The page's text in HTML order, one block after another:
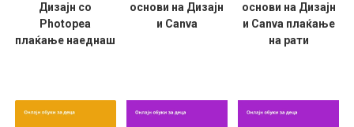
Дизајн со
Photopea
плаќање наеднаш
основи на Дизајн
и Canva
основи на Дизајн
и Canva плаќање
на рати